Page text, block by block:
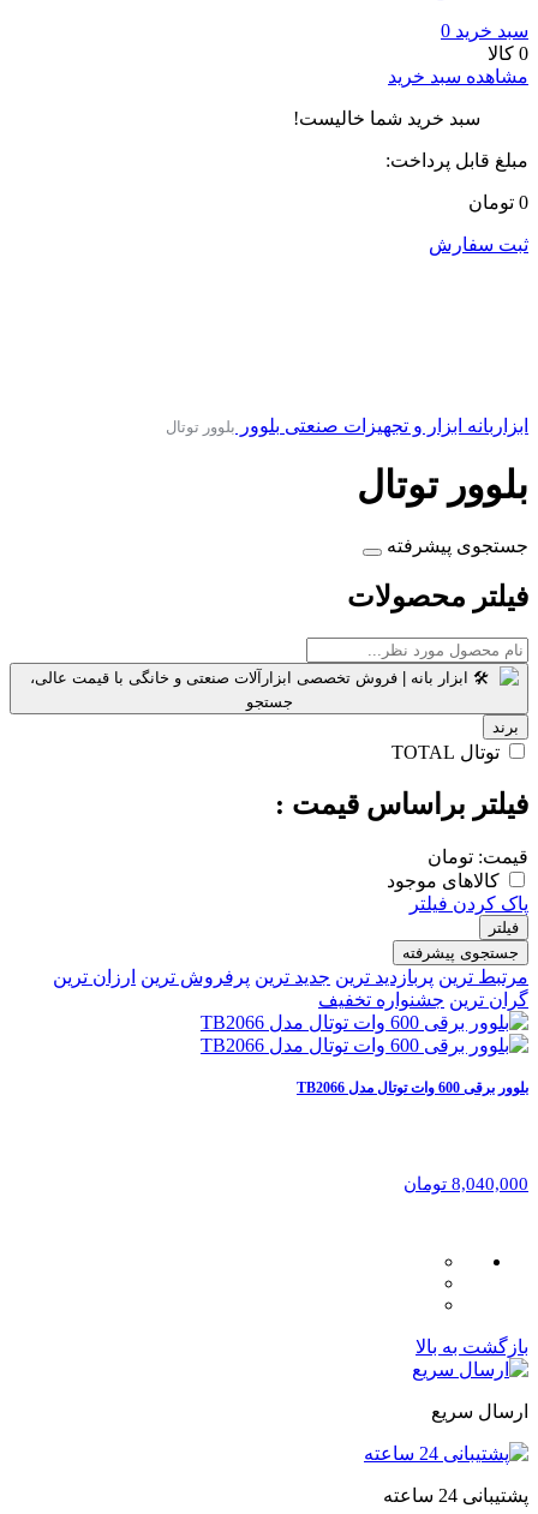
سبد خرید 0
0 کالا
مشاهده سبد خرید
سبد خرید شما خالیست!
مبلغ قابل پرداخت:
0 تومان
ثبت سفارش
ابزاربانه ابزار و تجهیزات صنعتی بلوور بلوور توتال
بلوور توتال
جستجوی پیشرفته
فیلتر محصولات
برند
توتال TOTAL
فیلتر براساس قیمت :
قیمت: تومان
کالاهای موجود
پاک کردن فیلتر
فیلتر
جستجوی پیشرفته
مرتبط ترین پربازدید ترین جدید ترین پرفروش ترین ارزان ترین
گران ترین جشنواره تخفیف
بلوور برقی 600 وات توتال مدل TB2066
8,040,000 تومان
بازگشت به بالا
ارسال سریع
پشتیبانی 24 ساعته